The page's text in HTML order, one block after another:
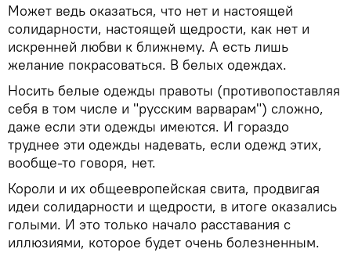
Может ведь оказаться, что нет и настоящей
солидарности, настоящей щедрости, как нет и
искренней любви к ближнему. А есть лишь
желание покрасоваться. В белых одеждах.
Носить белые одежды правоты (противопоставляя
себя в том числе и "русским варварам") сложно,
даже если эти одежды имеются. И гораздо
труднее эти одежды надевать, если одежд этих,
вообще-то говоря, нет.
Короли и их общеевропейская свита, продвигая
идеи солидарности и щедрости, в итоге оказались
голыми. И это только начало расставания с
иллюзиями, которое будет очень болезненным.